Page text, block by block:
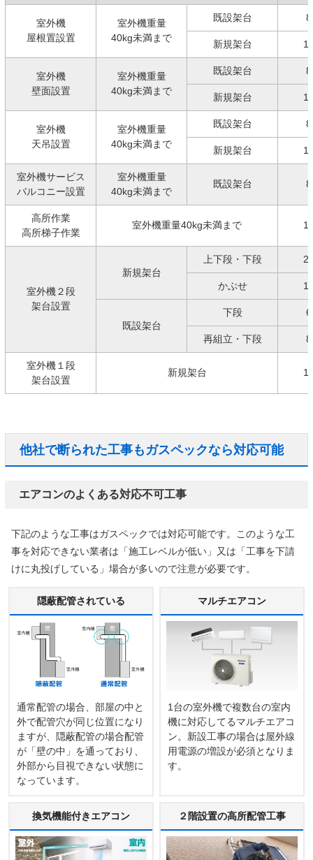
室外機
屋根置設置
室外機重量
40kg未満まで
既設架台
新規架台
室外機
壁面設置
室外機重量
40kg未満まで
既設架台
新規架台
室外機
天吊設置
室外機重量
40kg未満まで
既設架台
新規架台
室外機サービス
バルコニー設置
室外機重量
40kg未満まで
既設架台
高所作業
高所梯子作業
室外機重量40kg未満まで
室外機２段
架台設置
新規架台
上下段・下段
かぶせ
既設架台
下段
再組立・下段
室外機１段
架台設置
新規架台
他社で断られた工事もガスペックなら対応可能
エアコンのよくある対応不可工事
下記のような工事はガスペックでは対応可能です。このような工
事を対応できない業者は「施工レベルが低い」又は「工事を下請
けに丸投げしている」場合が多いので注意が必要です。
隠蔽配管されている
通常配管の場合、部屋の中と
外で配管穴が同じ位置になり
ますが、隠蔽配管の場合配管
が「壁の中」を通っており、
外部から目視できない状態に
なっています。
マルチエアコン
1台の室外機で複数台の室内
機に対応してるマルチエアコ
ン。新設工事の場合は屋外線
用電源の増設が必須となりま
す。
換気機能付きエアコン ２階設置の高所配管工事